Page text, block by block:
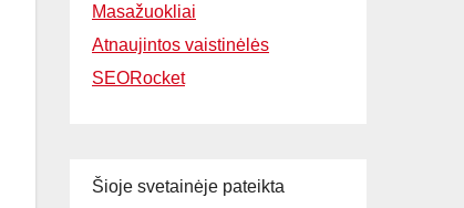
Masažuokliai
Atnaujintos vaistinėlės
SEORocket
Šioje svetainėje pateikta